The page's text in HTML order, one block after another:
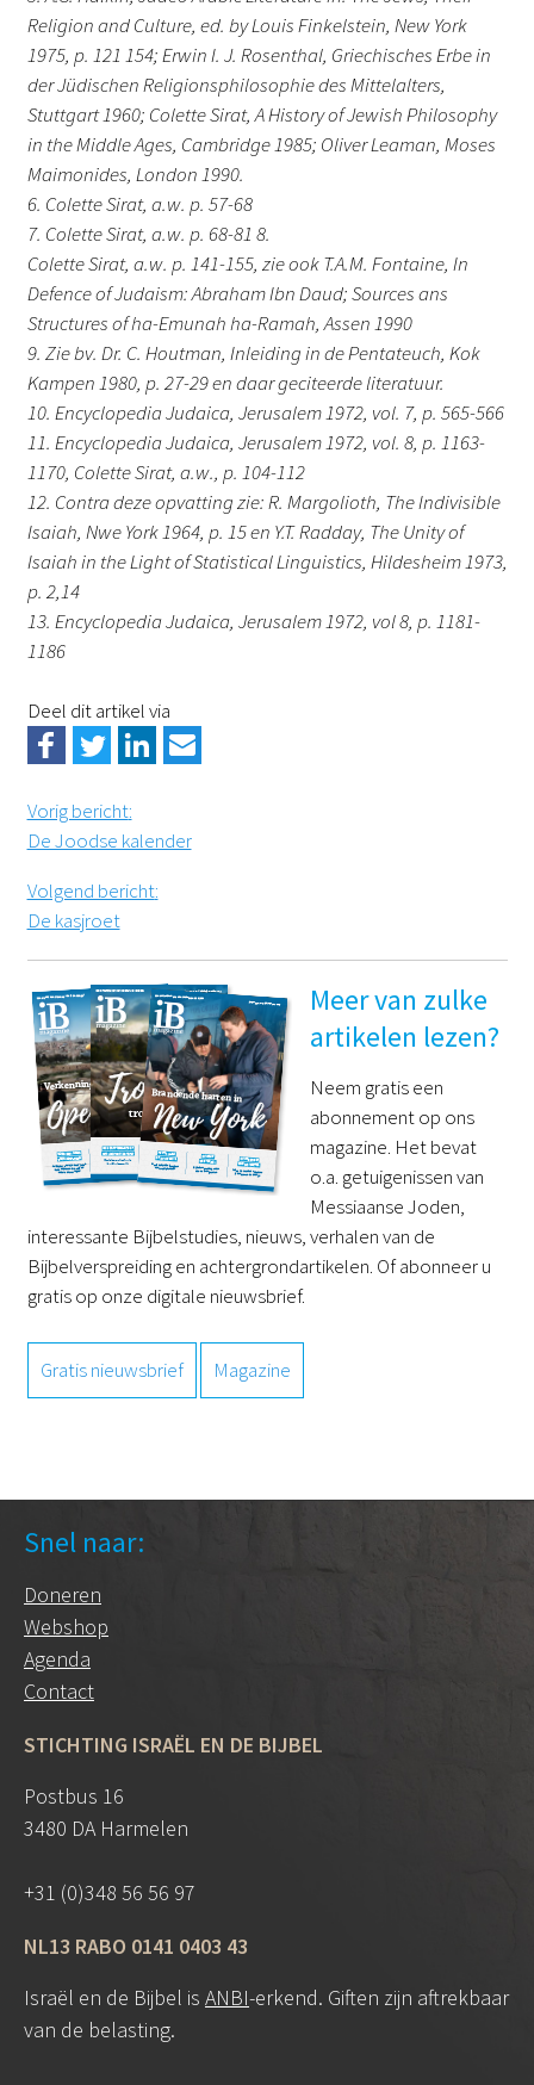
Religion and Culture, ed. by Louis Finkelstein, New York
1975, p. 121 154; Erwin I. J. Rosenthal, Griechisches Erbe in
der Jüdischen Religionsphilosophie des Mittelalters,
Stuttgart 1960; Colette Sirat, A History of Jewish Philosophy
in the Middle Ages, Cambridge 1985; Oliver Leaman, Moses
Maimonides, London 1990.
6. Colette Sirat, a.w. p. 57-68
7. Colette Sirat, a.w. p. 68-81 8.
Colette Sirat, a.w. p. 141-155, zie ook T.A.M. Fontaine, In
Defence of Judaism: Abraham Ibn Daud; Sources ans
Structures of ha-Emunah ha-Ramah, Assen 1990
9. Zie bv. Dr. C. Houtman, Inleiding in de Pentateuch, Kok
Kampen 1980, p. 27-29 en daar geciteerde literatuur.
10. Encyclopedia Judaica, Jerusalem 1972, vol. 7, p. 565-566
11. Encyclopedia Judaica, Jerusalem 1972, vol. 8, p. 1163-
1170, Colette Sirat, a.w., p. 104-112
12. Contra deze opvatting zie: R. Margolioth, The Indivisible
Isaiah, Nwe York 1964, p. 15 en Y.T. Radday, The Unity of
Isaiah in the Light of Statistical Linguistics, Hildesheim 1973,
p. 2,14
13. Encyclopedia Judaica, Jerusalem 1972, vol 8, p. 1181-
1186
Deel dit artikel via
Vorig bericht:
De Joodse kalender
Volgend bericht:
De kasjroet
Meer van zulke
artikelen lezen?
Neem gratis een
abonnement op ons
magazine. Het bevat
o.a. getuigenissen van
Messiaanse Joden,
interessante Bijbelstudies, nieuws, verhalen van de
Bijbelverspreiding en achtergrondartikelen. Of abonneer u
gratis op onze digitale nieuwsbrief.
Gratis nieuwsbrief Magazine
Snel naar:
Doneren
Webshop
Agenda
Contact
STICHTING ISRAËL EN DE BIJBEL
Postbus 16
3480 DA Harmelen
+31 (0)348 56 56 97
NL13 RABO 0141 0403 43
Israël en de Bijbel is ANBI-erkend. Giften zijn aftrekbaar
van de belasting.